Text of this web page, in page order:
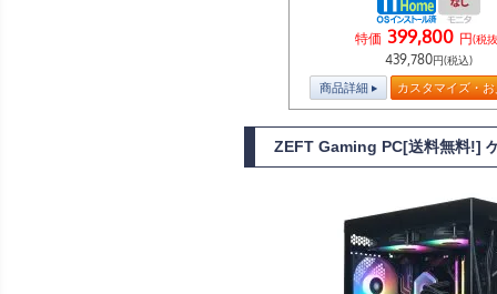
特価 399,800 円(税
439,780円(税込)
商品詳細 カスタマイズ・
ZEFT Gaming PC[送料無料!]